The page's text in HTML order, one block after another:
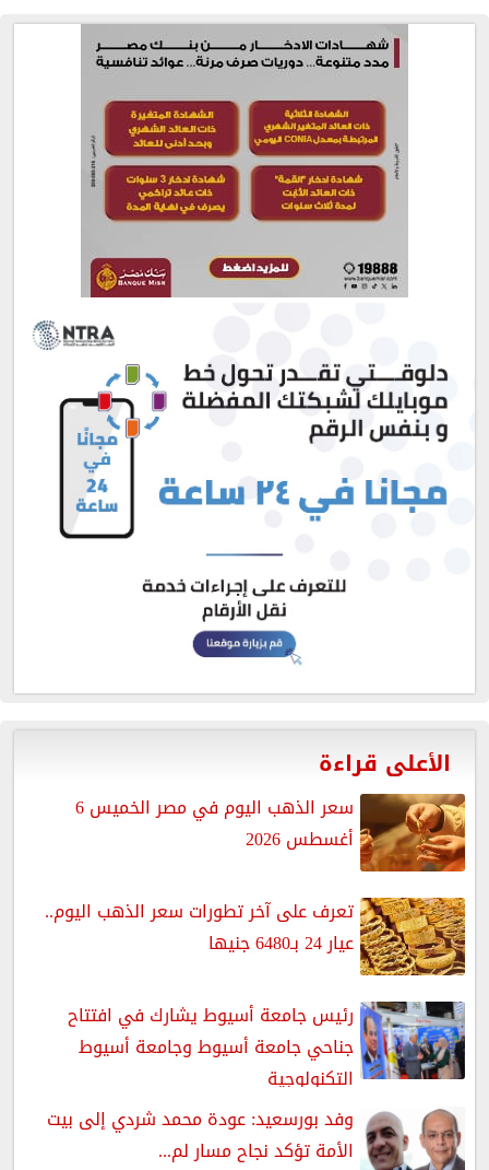
الأعلى قراءة
سعر الذهب اليوم في مصر الخميس 6
أغسطس 2026
تعرف على آخر تطورات سعر الذهب اليوم..
عيار 24 بـ6480 جنيها
رئيس جامعة أسيوط يشارك في افتتاح
جناحي جامعة أسيوط وجامعة أسيوط
التكنولوجية
وفد بورسعيد: عودة محمد شردي إلى بيت
الأمة تؤكد نجاح مسار لم...